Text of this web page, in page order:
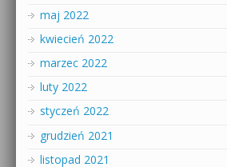
maj 2022
kwiecień 2022
marzec 2022
luty 2022
styczeń 2022
grudzień 2021
listopad 2021